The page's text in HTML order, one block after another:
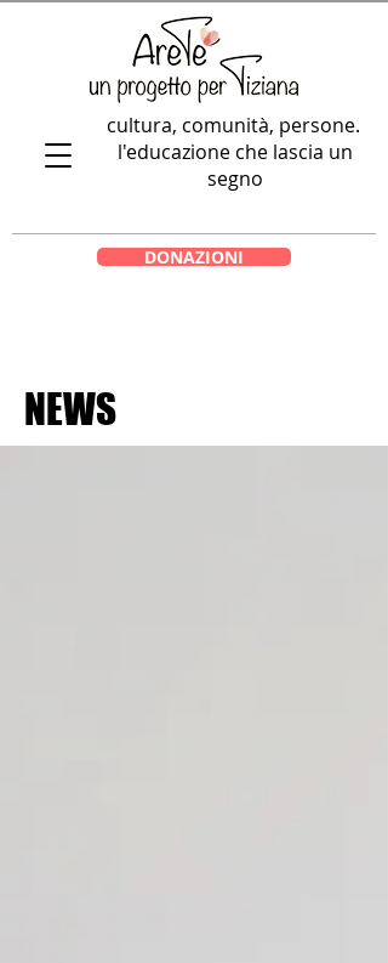
cultura, comunità, persone.
l'educazione che lascia un
segno
DONAZIONI
NEWS